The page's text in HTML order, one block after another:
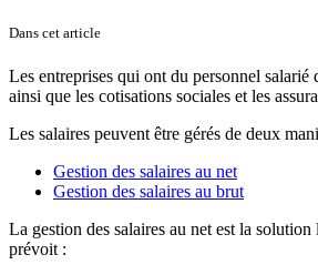
Dans cet article
Les entreprises qui ont du personnel salarié
ainsi que les cotisations sociales et les
Les salaires peuvent être gérés de deux
Gestion des salaires au net
Gestion des salaires au brut
La gestion des salaires au net est la
prévoit :